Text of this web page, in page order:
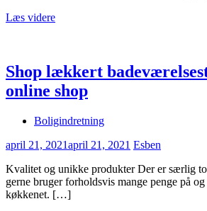
Læs videre
Shop lækkert
online shop
Boligindretning
april 21, 2021april 21, 2021 Esben
Kvalitet og unikke produkter Der er særlig
gerne bruger forholdsvis mange penge på
køkkenet. […]